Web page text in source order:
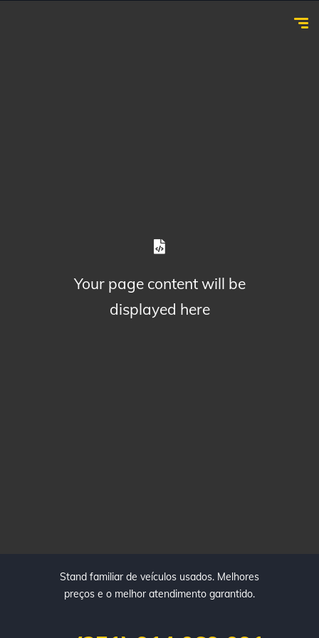
Your page content will be
displayed here
Stand familiar de veículos usados. Melhores
preços e o melhor atendimento garantido.